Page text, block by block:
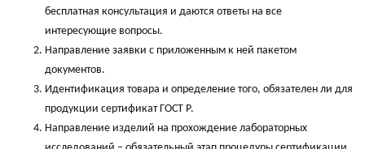
бесплатная консультация и даются ответы на все
интересующие вопросы.
Направление заявки с приложенным к ней пакетом
документов.
Идентификация товара и определение того, обязателен ли для
продукции сертификат ГОСТ Р.
Направление изделий на прохождение лабораторных